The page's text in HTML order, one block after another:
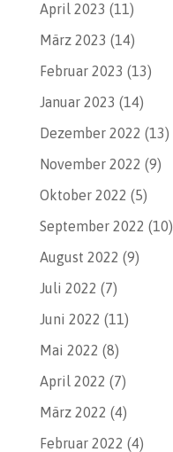
April 2023 (11)
März 2023 (14)
Februar 2023 (13)
Januar 2023 (14)
Dezember 2022 (13)
November 2022 (9)
Oktober 2022 (5)
September 2022 (10)
August 2022 (9)
Juli 2022 (7)
Juni 2022 (11)
Mai 2022 (8)
April 2022 (7)
März 2022 (4)
Februar 2022 (4)